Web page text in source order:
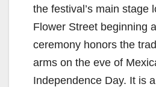
the festival’s main stage
Flower Street beginning
ceremony honors the
arms on the eve of
Independence Day. It is